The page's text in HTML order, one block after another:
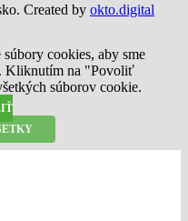
Created by okto.digital
cookies, aby sme
Kliknutím na "Povoliť
súborov cookie.